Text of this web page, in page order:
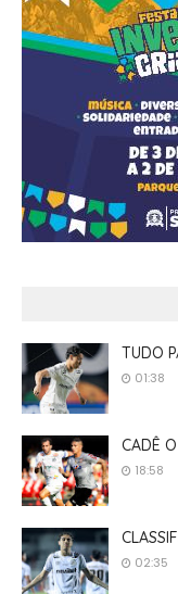
TUDO
01:38
CADÊ
18:58
02:35